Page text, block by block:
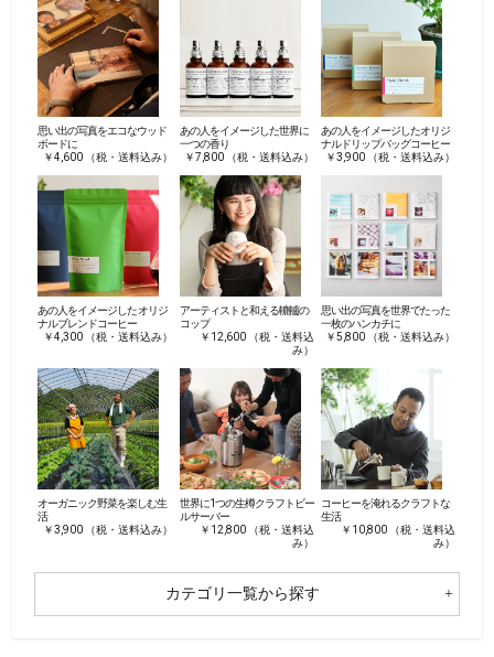
思い出の写真をエコなウッド
ボードに
￥4,600 （税・送料込み）
あの人をイメージした世界に
一つの香り
￥7,800 （税・送料込み）
あの人をイメージしたオリジ
ナルドリップバッグコーヒー
￥3,900 （税・送料込み）
あの人をイメージした オリジ
ナルブレンドコーヒー
￥4,300 （税・送料込み）
アーティストと和える轆轤の
コップ
￥12,600 （税・送料込
み）
思い出の写真を世界でたった
一枚のハンカチに
￥5,800 （税・送料込み）
オーガニック野菜を楽しむ生
活
￥3,900 （税・送料込み）
世界に1つの生樽クラフトビー
ルサーバー
￥12,800 （税・送料込
み）
コーヒーを淹れるクラフトな
生活
￥10,800 （税・送料込
み）
カテゴリ一覧から探す